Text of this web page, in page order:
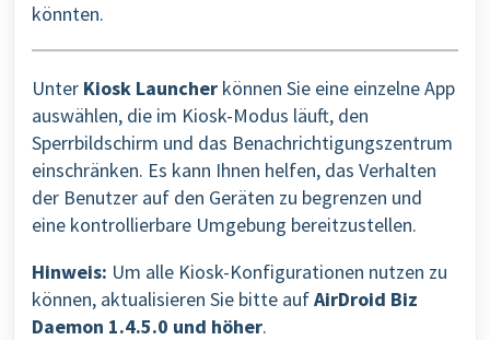
könnten.
Unter Kiosk Launcher können Sie eine einzelne App
auswählen, die im Kiosk-Modus läuft, den
Sperrbildschirm und das Benachrichtigungszentrum
einschränken. Es kann Ihnen helfen, das Verhalten
der Benutzer auf den Geräten zu begrenzen und
eine kontrollierbare Umgebung bereitzustellen.
Hinweis: Um alle Kiosk-Konfigurationen nutzen zu
können, aktualisieren Sie bitte aufAirDroid Biz
Daemon 1.4.5.0 und höher.